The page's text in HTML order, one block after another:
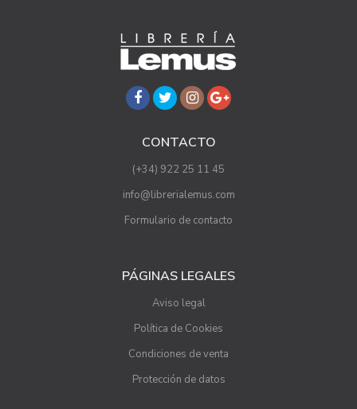
CONTACTO
(+34) 922 25 11 45
info@librerialemus.com
Formulario de contacto
PÁGINAS LEGALES
Aviso legal
Política de Cookies
Condiciones de venta
Protección de datos